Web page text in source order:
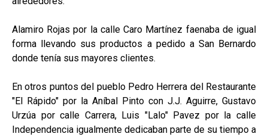
Alamiro Rojas por la calle Caro Martínez faenaba de igual
forma llevando sus productos a pedido a San Bernardo
donde tenía sus mayores clientes.
En otros puntos del pueblo Pedro Herrera del Restaurante
"El Rápido" por la Aníbal Pinto con J.J. Aguirre, Gustavo
Urzúa por calle Carrera, Luis "Lalo" Pavez por la calle
Independencia igualmente dedicaban parte de su tiempo a